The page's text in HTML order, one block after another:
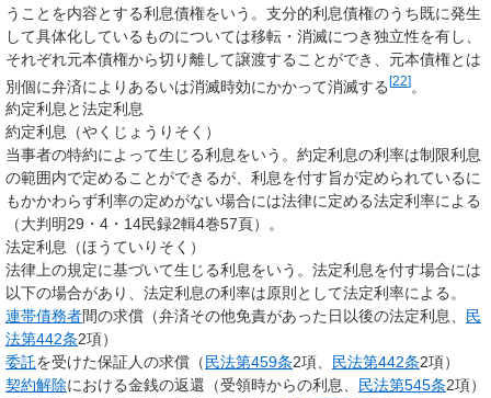
うことを内容とする利息債権をいう。支分的利息債権のうち既に発生
して具体化しているものについては移転・消滅につき独立性を有し、
それぞれ元本債権から切り離して譲渡することができ、元本債権とは
別個に弁済によりあるいは消滅時効にかかって消滅する[22]。
約定利息と法定利息
約定利息（やくじょうりそく）
当事者の特約によって生じる利息をいう。約定利息の利率は制限利息
の範囲内で定めることができるが、利息を付す旨が定められているに
もかかわらず利率の定めがない場合には法律に定める法定利率による
（大判明29・4・14民録2輯4巻57頁）。
法定利息（ほうていりそく）
法律上の規定に基づいて生じる利息をいう。法定利息を付す場合には
以下の場合があり、法定利息の利率は原則として法定利率による。
連帯債務者間の求償（弁済その他免責があった日以後の法定利息、 民
法第442条2項）
委託を受けた保証人の求償（民法第459条2項、 民法第442条2項）
契約解除における金銭の返還（受領時からの利息、 民法第545条2項）